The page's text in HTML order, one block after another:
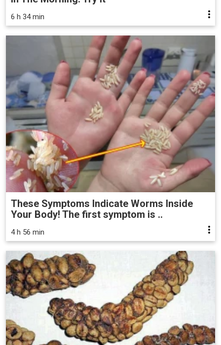
6 h 34 min
These Symptoms Indicate Worms Inside
Your Body! The first symptom is ..
4 h 56 min